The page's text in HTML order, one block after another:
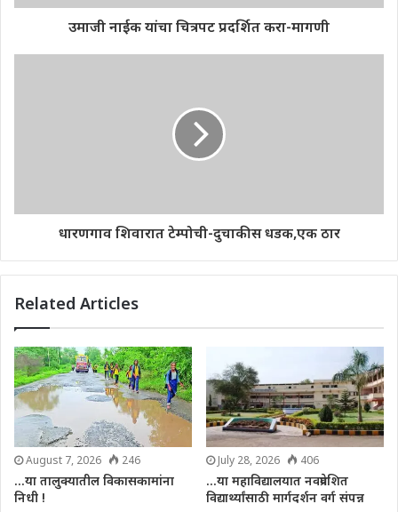
उमाजी नाईक यांचा चित्रपट प्रदर्शित करा-मागणी
धारणगाव शिवारात टेम्पोची-दुचाकीस धडक,एक ठार
Related Articles
August 7, 2026 246
…या तालुक्यातील विकासकामांना
निधी !
July 28, 2026 406
…या महाविद्यालयात नवप्रवेशित
विद्यार्थ्यांसाठी मार्गदर्शन वर्ग संपन्न